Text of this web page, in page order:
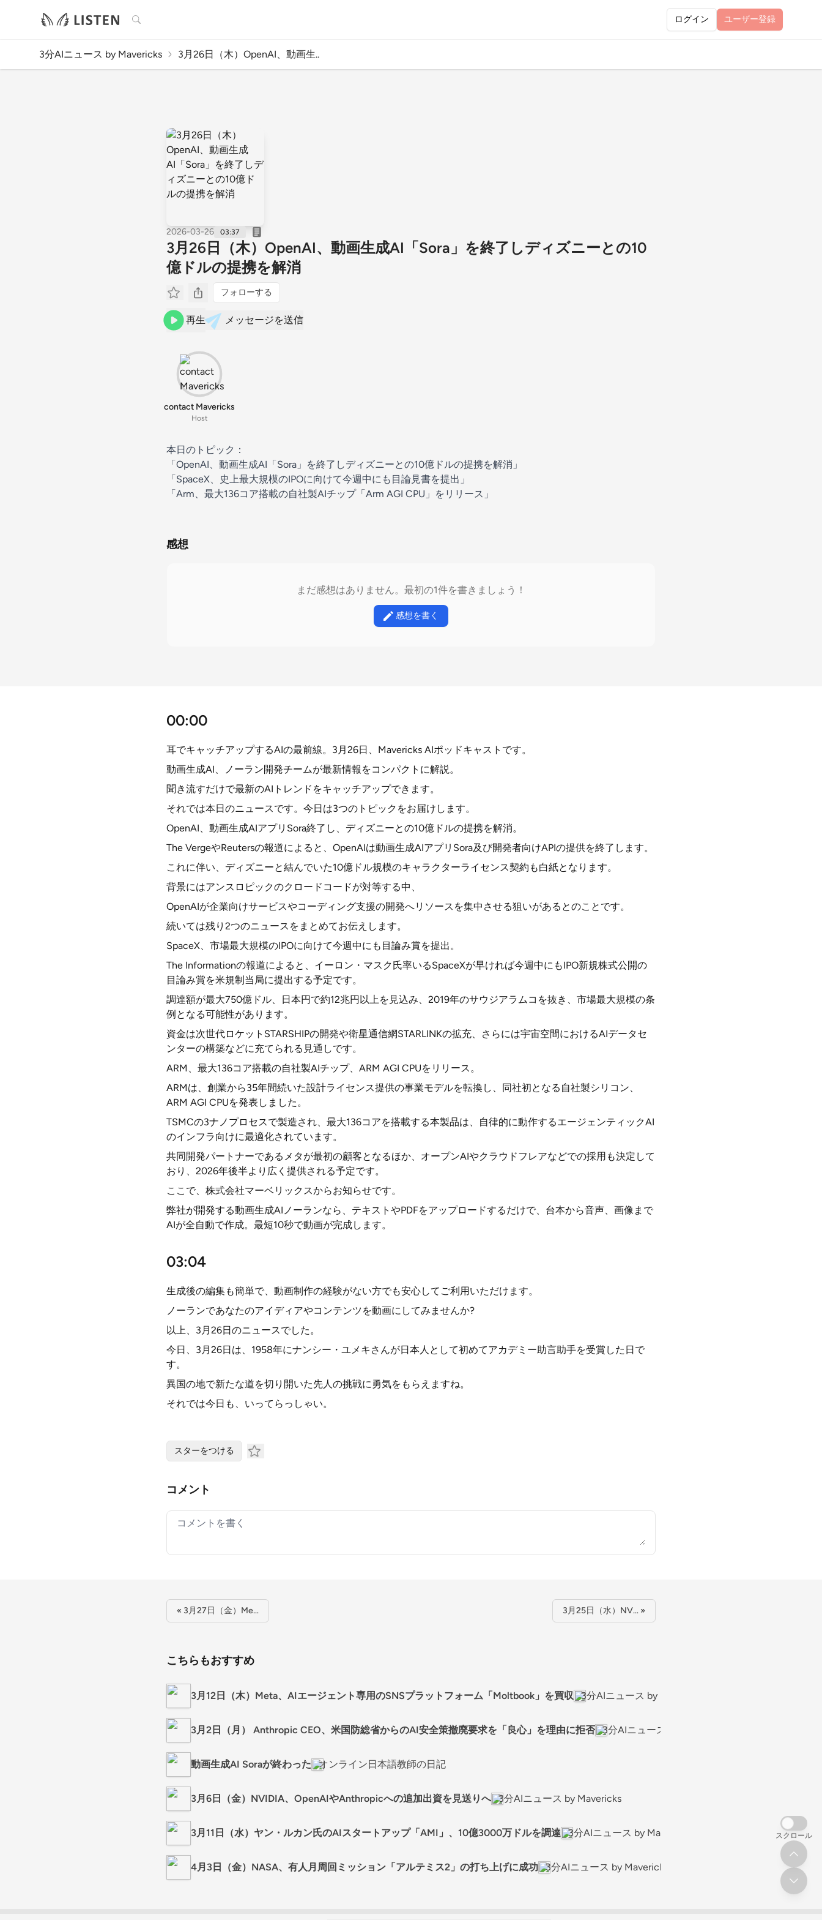
検索 ログイン ユーザー登録
3分AIニュース by Mavericks 3月26日（木）OpenAI、動画生..
2026-03-26 03:37
3月26日（木）OpenAI、動画生成AI「Sora」を終了しディズニーとの10
億ドルの提携を解消
フォローする
再生 メッセージを送信
contact Mavericks
Host
本日のトピック：
「OpenAI、動画生成AI「Sora」を終了しディズニーとの10億ドルの提携を解消」
「SpaceX、史上最大規模のIPOに向けて今週中にも目論見書を提出」
「Arm、最大136コア搭載の自社製AIチップ「Arm AGI CPU」をリリース」
感想
まだ感想はありません。最初の1件を書きましょう！
感想を書く
00:00
耳でキャッチアップするAIの最前線。3月26日、Mavericks AIポッドキャストです。
動画生成AI、ノーラン開発チームが最新情報をコンパクトに解説。
聞き流すだけで最新のAIトレンドをキャッチアップできます。
それでは本日のニュースです。今日は3つのトピックをお届けします。
OpenAI、動画生成AIアプリSora終了し、ディズニーとの10億ドルの提携を解消。
The VergeやReutersの報道によると、OpenAIは動画生成AIアプリSora及び開発者向けAPIの提供を終了します。
これに伴い、ディズニーと結んでいた10億ドル規模のキャラクターライセンス契約も白紙となります。
背景にはアンスロピックのクロードコードが対等する中、
OpenAIが企業向けサービスやコーディング支援の開発へリソースを集中させる狙いがあるとのことです。
続いては残り2つのニュースをまとめてお伝えします。
SpaceX、市場最大規模のIPOに向けて今週中にも目論み賞を提出。
The Informationの報道によると、イーロン・マスク氏率いるSpaceXが早ければ今週中にもIPO新規株式公開の
目論み賞を米規制当局に提出する予定です。
調達額が最大750億ドル、日本円で約12兆円以上を見込み、2019年のサウジアラムコを抜き、市場最大規模の条
例となる可能性があります。
資金は次世代ロケットSTARSHIPの開発や衛星通信網STARLINKの拡充、さらには宇宙空間におけるAIデータセ
ンターの構築などに充てられる見通しです。
ARM、最大136コア搭載の自社製AIチップ、ARM AGI CPUをリリース。
ARMは、創業から35年間続いた設計ライセンス提供の事業モデルを転換し、同社初となる自社製シリコン、
ARM AGI CPUを発表しました。
TSMCの3ナノプロセスで製造され、最大136コアを搭載する本製品は、自律的に動作するエージェンティックAI
のインフラ向けに最適化されています。
共同開発パートナーであるメタが最初の顧客となるほか、オープンAIやクラウドフレアなどでの採用も決定して
おり、2026年後半より広く提供される予定です。
ここで、株式会社マーベリックスからお知らせです。
弊社が開発する動画生成AIノーランなら、テキストやPDFをアップロードするだけで、台本から音声、画像まで
AIが全自動で作成。最短10秒で動画が完成します。
03:04
生成後の編集も簡単で、動画制作の経験がない方でも安心してご利用いただけます。
ノーランであなたのアイディアやコンテンツを動画にしてみませんか?
以上、3月26日のニュースでした。
今日、3月26日は、1958年にナンシー・ユメキさんが日本人として初めてアカデミー助言助手を受賞した日で
す。
異国の地で新たな道を切り開いた先人の挑戦に勇気をもらえますね。
それでは今日も、いってらっしゃい。
スターをつける
コメント
Your comment
« 3月27日（金）Me… 3月25日（水）NV… »
こちらもおすすめ
3月12日（木）Meta、AIエージェント専用のSNSプラットフォーム「Moltbook」を買収 3分AIニュース by Mavericks
3月2日（月） Anthropic CEO、米国防総省からのAI安全策撤廃要求を「良心」を理由に拒否 3分AIニュース by Mavericks
動画生成AI Soraが終わった オンライン日本語教師の日記
3月6日（金）NVIDIA、OpenAIやAnthropicへの追加出資を見送りへ 3分AIニュース by Mavericks
3月11日（水）ヤン・ルカン氏のAIスタートアップ「AMI」、10億3000万ドルを調達 3分AIニュース by Mavericks
4月3日（金）NASA、有人月周回ミッション「アルテミス2」の打ち上げに成功 3分AIニュース by Mavericks
スクロール